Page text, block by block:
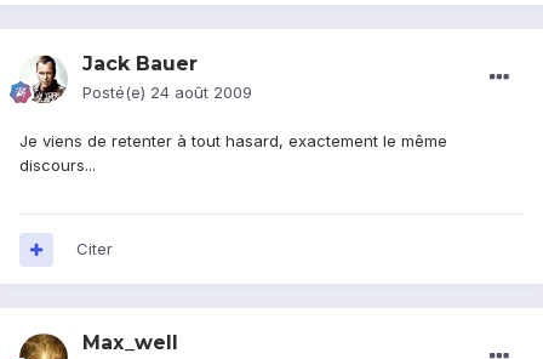
Jack Bauer
Posté(e) 24 août 2009
Je viens de retenter à tout hasard, exactement le même
discours...
Citer
Max_well